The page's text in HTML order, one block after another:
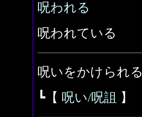
呪われる
呪われている
呪いをかけられる
┗【 呪い/呪詛 】